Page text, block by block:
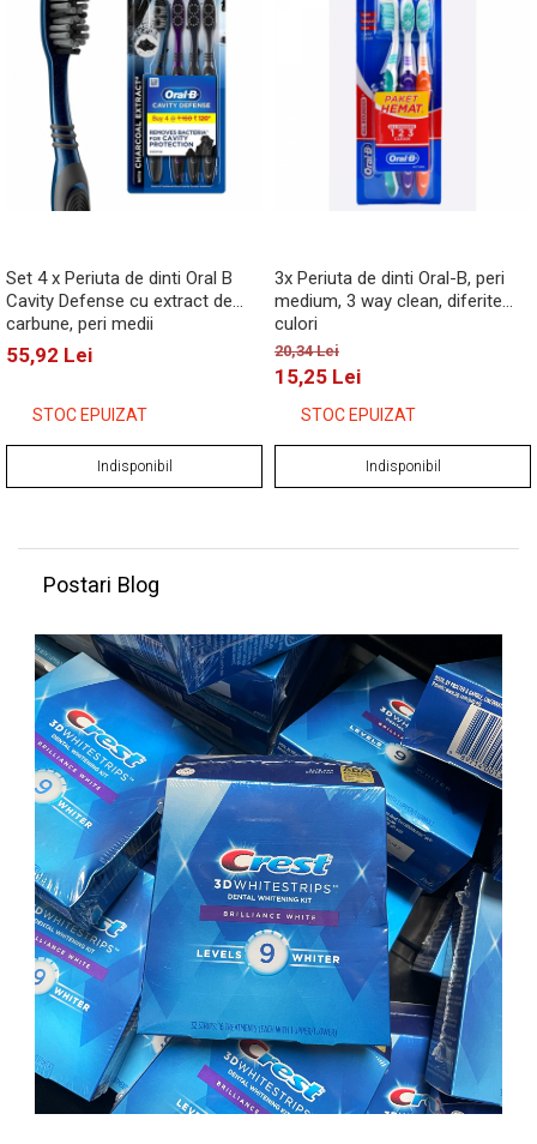
Set 4 x Periuta de dinti Oral B
Cavity Defense cu extract de
carbune, peri medii
55,92 Lei
STOC EPUIZAT
Indisponibil
3x Periuta de dinti Oral-B, peri
medium, 3 way clean, diferite
culori
20,34 Lei
15,25 Lei
STOC EPUIZAT
Indisponibil
Postari Blog